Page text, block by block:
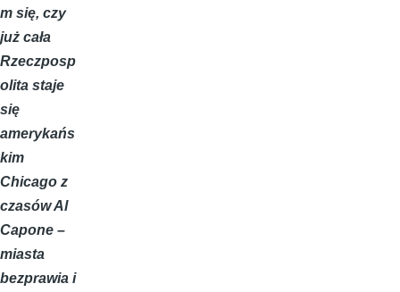
m się, czy
już cała
Rzeczposp
olita staje
się
amerykańs
kim
Chicago z
czasów Al
Capone –
miasta
bezprawia i